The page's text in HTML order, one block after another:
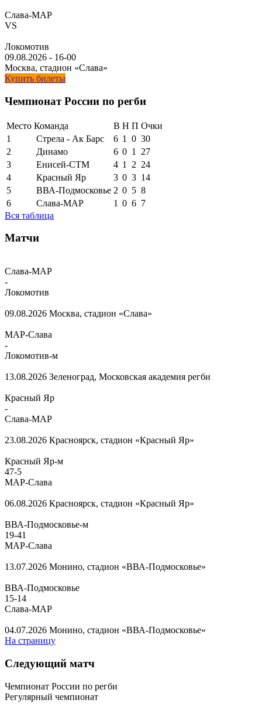
Слава-МАР
VS
Локомотив
09.08.2026 - 16-00
Москва, стадион «Слава»
Купить билеты
Чемпионат России по регби
Место Команда В Н П Очки
1
Стрела - Ак Барс 6 1 0 30
2
Динамо 6 0 1
27
3
Енисей-СТМ 4 1 2 24
4
Красный Яр 3 0 3 14
5
ВВА-Подмосковье 2 0 5 8
6
Слава-МАР 1 0 6 7
Вся таблица
Матчи
Слава-МАР
-
Локомотив
09.08.2026 Москва, стадион «Слава»
МАР-Слава
-
Локомотив-м
13.08.2026 Зеленоград, Московская академия регби
Красный Яр
-
Слава-МАР
23.08.2026 Красноярск, стадион «Красный Яр»
Красный Яр-м
47-5
МАР-Слава
06.08.2026 Красноярск, стадион «Красный Яр»
ВВА-Подмосковье-м
19-41
МАР-Слава
13.07.2026 Монино, стадион «ВВА-Подмосковье»
ВВА-Подмосковье
15-14
Слава-МАР
04.07.2026 Монино, стадион «ВВА-Подмосковье»
На страницу
Следующий матч
Чемпионат России по регби
Регулярный чемпионат